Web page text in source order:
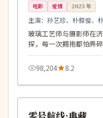
电影 爱情 2023年
主演：孙艺珍、朴叙俊、
玻璃工艺师与摄影师在
探，每一次拥抱都怕弄碎
98,204 8.2
美国
杜比